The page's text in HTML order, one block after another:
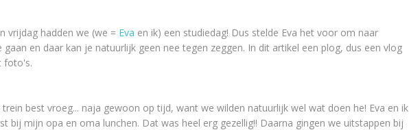
vrijdag hadden we (we = Eva en ik) een studiedag! Dus stelde Eva het voor om naar
en daar kan je natuurlijk geen nee tegen zeggen. In dit artikel een plog, dus een vlog
foto's.
best vroeg... naja gewoon op tijd, want we wilden natuurlijk wel wat doen he! Eva en ik
bij mijn opa en oma lunchen. Dat was heel erg gezellig!! Daarna gingen we uitstappen bij